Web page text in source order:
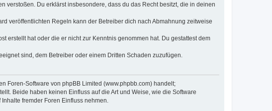
verstoßen. Du erklärst insbesondere, dass du das Recht besitzt, die in deinen
veröffentlichten Regeln kann der Betreiber dich nach Abmahnung zeitweise
erstellt hat oder die er nicht zur Kenntnis genommen hat. Du gestattest dem
sind, dem Betreiber oder einem Dritten Schaden zuzufügen.
Foren-Software von phpBB Limited (www.phpbb.com) handelt;
Beide haben keinen Einfluss auf die Art und Weise, wie die Software
fremder Foren Einfluss nehmen.